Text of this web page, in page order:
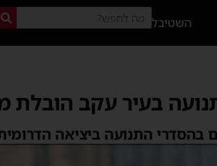
השטיבל
בעיר עקב הובלת
בהסדרי התנועה ביציאה